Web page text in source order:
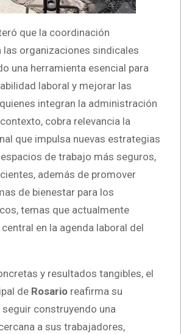
que la coordinación
las organizaciones sindicales
una herramienta esencial para
laboral y mejorar las
integran la administración
cobra relevancia la
que impulsa nuevas estrategias
de trabajo más seguros,
además de promover
de bienestar para los
temas que actualmente
en la agenda laboral del
y resultados tangibles, el
de Rosario reafirma su
construyendo una
a sus trabajadores,